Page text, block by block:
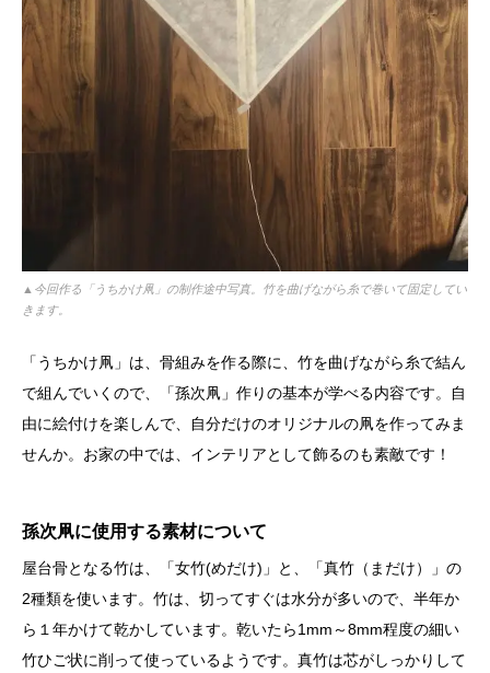
▲今回作る「うちかけ凧」の制作途中写真。竹を曲げながら糸で巻いて固定してい
きます。
「うちかけ凧」は、骨組みを作る際に、竹を曲げながら糸で結ん
で組んでいくので、「孫次凧」作りの基本が学べる内容です。自
由に絵付けを楽しんで、自分だけのオリジナルの凧を作ってみま
せんか。お家の中では、インテリアとして飾るのも素敵です！
孫次凧に使用する素材について
屋台骨となる竹は、「女竹(めだけ)」と、「真竹（まだけ）」の
2種類を使います。竹は、切ってすぐは水分が多いので、半年か
ら１年かけて乾かしています。乾いたら1mm～8mm程度の細い
竹ひご状に削って使っているようです。真竹は芯がしっかりして